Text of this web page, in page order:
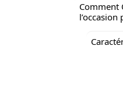
Comment